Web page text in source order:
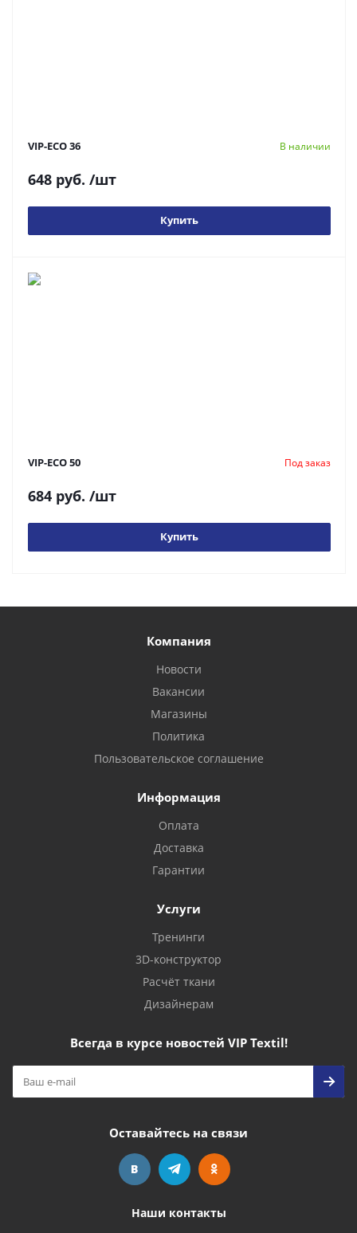
VIP-ECO 36 В наличии
648 руб. /шт
Купить
VIP-ECO 50 Под заказ
684 руб. /шт
Купить
Компания
Новости
Вакансии
Магазины
Политика
Пользовательское соглашение
Информация
Оплата
Доставка
Гарантии
Услуги
Тренинги
3D-конструктор
Расчёт ткани
Дизайнерам
Всегда в курсе новостей VIP Textil!
Оставайтесь на связи
Наши контакты